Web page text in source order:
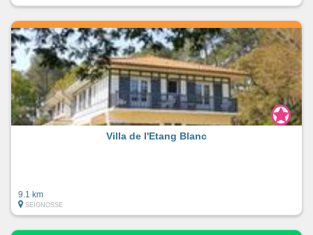
Villa de l'Etang Blanc
9.1 km
SEIGNOSSE